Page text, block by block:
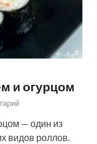
и огурцом
— один из
видов роллов.